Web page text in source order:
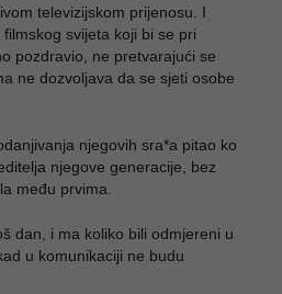
televizijskom prijenosu. I
svijeta koji bi se pri
pozdravio, ne pretvarajući se
ne dozvoljava da se sjeti osobe
njegovih sra*a pitao ko
njegove generacije, bez
među prvima.
dan, i ma koliko bili odmjereni u
u komunikaciji ne budu